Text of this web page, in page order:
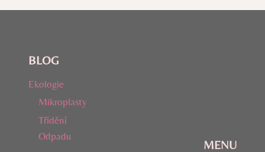
BLOG
Ekologie
Mikroplasty
Třídění
Odpadu
MENU